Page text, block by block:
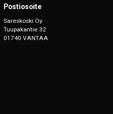
Postiosoite
Sareskoski Oy
Tuupakantie 32
01740 VANTAA